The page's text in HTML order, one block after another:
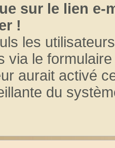
sur le lien e-
!
les
via le
aurait activé
du